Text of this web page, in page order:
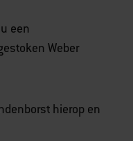
een
Weber
hierop en